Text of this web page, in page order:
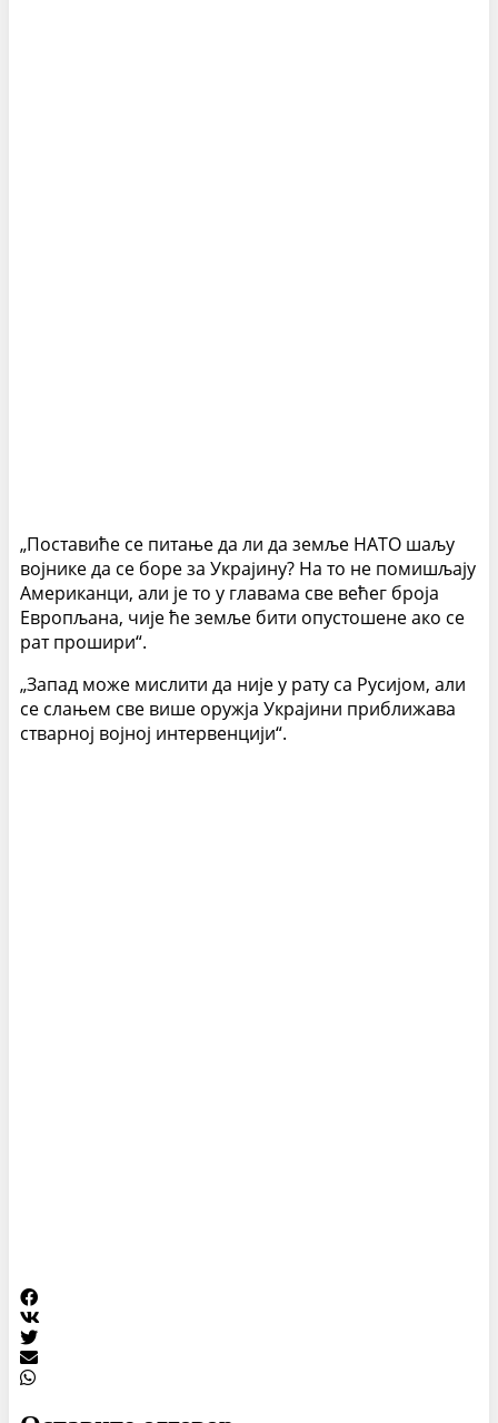
„Поставиће се питање да ли да земље НАТО шаљу
војнике да се боре за Украјину? На то не помишљају
Американци, али је то у главама све већег броја
Европљана, чије ће земље бити опустошене ако се
рат прошири“.
„Запад може мислити да није у рату са Русијом, али
се слањем све више оружја Украјини приближава
стварној војној интервенцији“.